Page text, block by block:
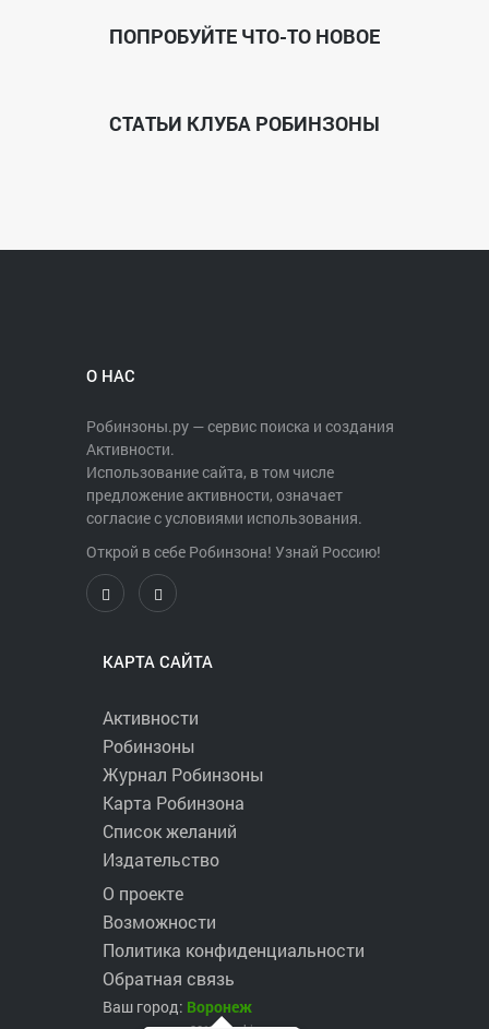
ПОПРОБУЙТЕ ЧТО-ТО НОВОЕ
СТАТЬИ КЛУБА РОБИНЗОНЫ
О НАС
Робинзоны.ру — сервис поиска и создания
Активности.
Использование сайта, в том числе
предложение активности, означает
согласие с условиями использования.
Открой в себе Робинзона! Узнай Россию!
КАРТА САЙТА
Активности
Робинзоны
Журнал Робинзоны
Карта Робинзона
Список желаний
Издательство
О проекте
Возможности
Политика конфиденциальности
Обратная связь
Ваш город: Воронеж